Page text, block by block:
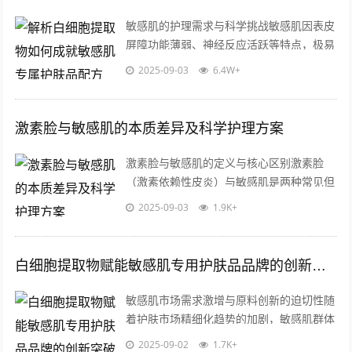
敏感肌的护理需求与科学挑战敏感肌因表皮
屏障功能薄弱、神经反应活跃等特点，极易
受外界刺激引发红肿、干燥或刺痛，这类肌
2025-09-03 6.4W+
激素脸与敏感肌的本质差异及科学护理方案
激素脸与敏感肌的定义与核心区别激素脸
（激素依赖性皮炎）与敏感肌是两种常见但
成因完全不同的皮肤问题，激素脸是由于长
致...
2025-09-03 1.9K+
白细胞提取物赋能敏感肌专用护肤品品牌的创新突破
敏感肌市场需求激增与原料创新的迫切性随
着护肤市场精细化趋势的加剧，敏感肌群体
对安全、高效护肤品的需求呈现爆发式增
2025-09-02 1.7K+